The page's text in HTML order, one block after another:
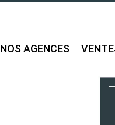
NOS AGENCES